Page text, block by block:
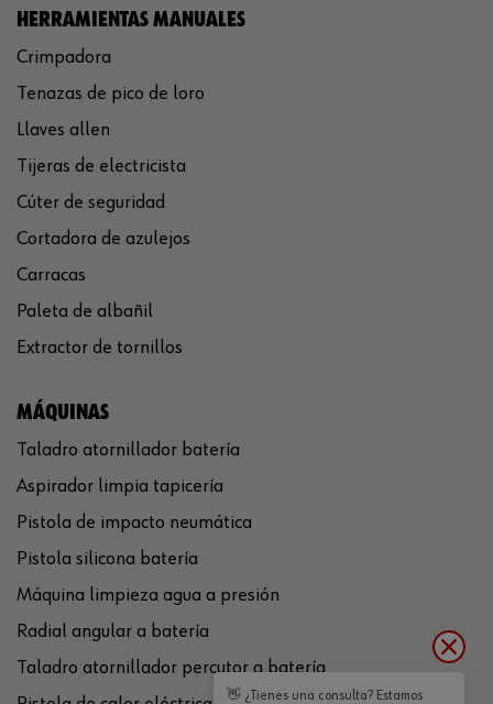
HERRAMIENTAS MANUALES
Crimpadora
Tenazas de pico de loro
Llaves allen
Tijeras de electricista
Cúter de seguridad
Cortadora de azulejos
Carracas
Paleta de albañil
Extractor de tornillos
MÁQUINAS
Taladro atornillador batería
Aspirador limpia tapicería
Pistola de impacto neumática
Pistola silicona batería
Máquina limpieza agua a presión
Radial angular a batería
Taladro atornillador percutor a batería
👋 ¿Tienes una consulta? Estamos